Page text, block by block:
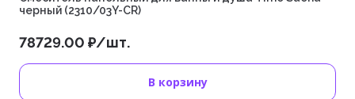
черный (2310/03Y-CR)
78729.00 ₽/шт.
В корзину